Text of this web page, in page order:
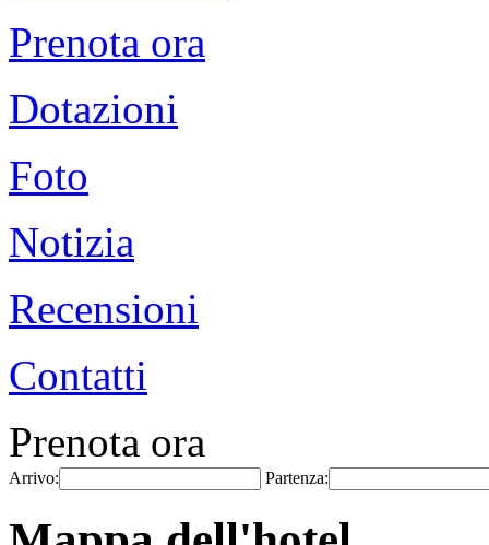
Prenota ora
Dotazioni
Foto
Notizia
Recensioni
Contatti
Prenota ora
Arrivo: Partenza: